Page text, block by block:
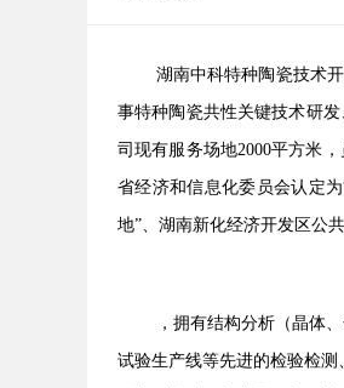
湖南中科特种陶瓷技术
事特种陶瓷共性关键技术研
司现有服务场地2000平方米
省经济和信息化委员会认定
地”、湖南新化经济开发区公共
，拥有结构分析（晶体
试验生产线等先进的检验检